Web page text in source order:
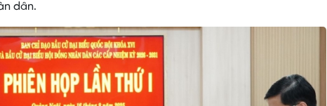
dân.